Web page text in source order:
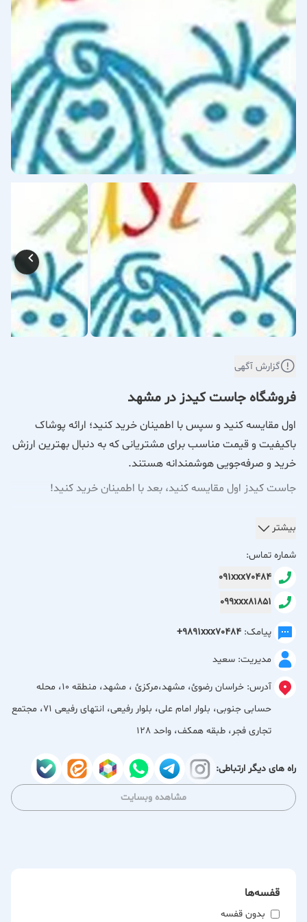
گزارش آگهی
فروشگاه جاست کیدز در مشهد
اول مقایسه کنید و سپس با اطمینان خرید کنید؛ ارائه پوشاک
باکیفیت و قیمت مناسب برای مشتریانی که به دنبال بهترین ارزش
خرید و صرفه‌جویی هوشمندانه هستند.
جاست کیدز اول مقایسه کنید، بعد با اطمینان خرید کنید!
در دنیای امروز، خرید هوشمندانه یعنی یافتن بهترین تعادل بین
قرار داده‌ایم و به شما اطمینان می‌دهیم که با مقایسه، همیشه ما را
به عنوان بهترین انتخاب خود خواهید یافت. طیف وسیع مشتریان
وفادار ما، گواه این مدعاست؛ خریدارانی که آگاهانه به دنبال لباس
باکیفیت اما با قیمتی مناسب هستند و از انتخاب خود در جاست
کیدز، نهایت رضایت را دارند.
چرا جاست کیدز، انتخاب هوشمندانه شماست؟
شفافیت در قیمت، اطمینان در خرید: ما شما را تشویق می‌کنیم که
اول مقایسه کنید! ما اطمینان داریم که پس از مقایسه طیف وسیع
محصولات ما با سایر گزینه‌ها در بازار، متوجه خواهید شد که جاست
کیدز بهترین ارزش را در ازای هزینه شما ارائه می‌دهد. قیمت‌های
منصفانه ما، نتیجه خرید مستقیم از تولیدکنندگان معتبر و حذف
هزینه‌های اضافی است، نه کاهش کیفیت.
بادوام نظارت داریم. لباس‌های ما نه تنها زیبا و راحت هستند، بلکه
دوام بالایی دارند و می‌توانند بازی‌ها و فعالیت‌های روزمره کودکان را
بیشتر
شماره تماس:
091xxx70484
099xxx81851
پیامک: +9891xxx70484
مدیریت: سعید
آدرس:
خراسان رضوئ، مشهد،مركزئ ، مشهد، منطقه 10، محله
حسابی جنوبی، بلوار امام علی، بلوار رفیعی، انتهای رفیعی 71، مجتمع
تجاری فجر، طبقه همکف، واحد 128
راه های دیگر ارتباطی:
مشاهده وبسایت
قفسه‌ها
بدون قفسه